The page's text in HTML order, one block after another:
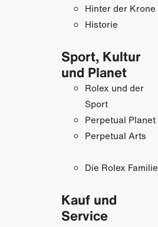
Hinter der Krone
Historie
Sport, Kultur
und Planet
Rolex und der
Sport
Perpetual Planet
Perpetual Arts
Die Rolex Familie
Kauf und
Service